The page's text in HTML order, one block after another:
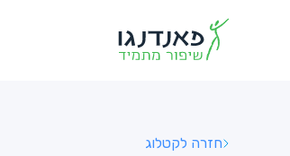
חזרה לקטלוג